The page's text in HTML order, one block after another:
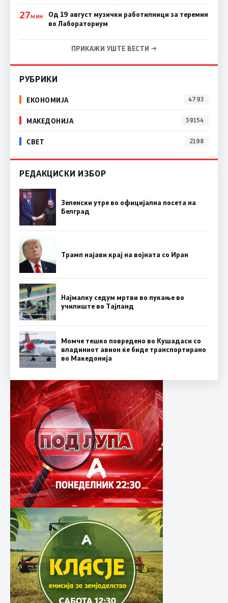
27МИН
Од 19 август музички работилници за теремин
во Лабораториум
ПРИКАЖИ УШТЕ ВЕСТИ →
РУБРИКИ
ЕКОНОМИЈА 4793
МАКЕДОНИЈА 39154
СВЕТ 2198
РЕДАКЦИСКИ ИЗБОР
Зеленски утре во официјална посета на
Белград
Трамп најави крај на војната со Иран
Најмалку седум мртви во пукање во
училиште во Тајланд
Момче тешко повредено во Кушадаси со
владиниот авион ќе биде транспортирано
во Македонија